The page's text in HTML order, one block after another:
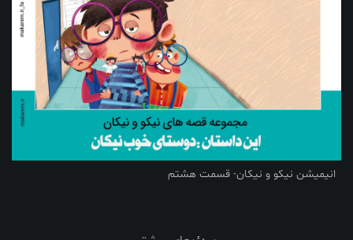
انیمیشن نیکو و نیکان- قسمت هشتم